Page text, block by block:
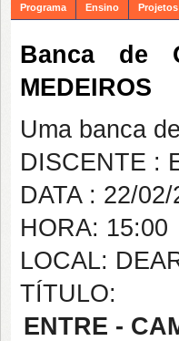
Programa Ensino
Banca de
MEDEIROS
Uma banca
DISCENTE :
DATA : 22/02/
HORA: 15:00
LOCAL:
TÍTULO:
ENTRE -